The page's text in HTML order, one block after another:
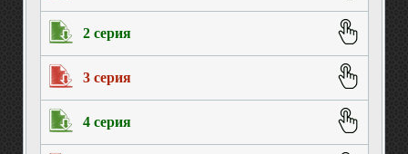
2 серия
3 серия
4 серия